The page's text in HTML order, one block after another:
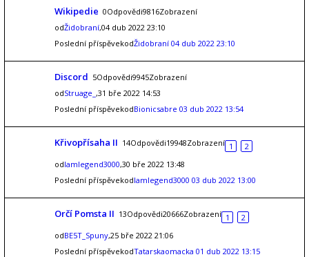
Wikipedie 0Odpovědi9816Zobrazení
odŽidobraní,04 dub 2022 23:10
Poslední příspěvekodŽidobraní 04 dub 2022 23:10
Discord 5Odpovědi9945Zobrazení
odStruage_ ,31 bře 2022 14:53
Poslední příspěvekodBionicsabre 03 dub 2022 13:54
Křivopřísaha II 14Odpovědi19948Zobrazení 1
2
odIamlegend3000,30 bře 2022 13:48
Poslední příspěvekodIamlegend3000 03 dub 2022 13:00
Orčí Pomsta II 13Odpovědi20666Zobrazení 1
2
odBE5T_Spuny,25 bře 2022 21:06
Poslední příspěvekodTatarskaomacka 01 dub 2022 13:15